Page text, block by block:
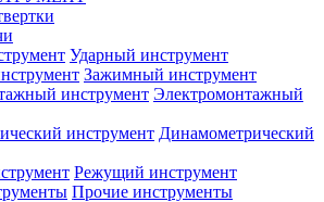
Ударный инструмент
Зажимный инструмент
Электромонтажный
Динамометрический
Режущий инструмент
Прочие инструменты